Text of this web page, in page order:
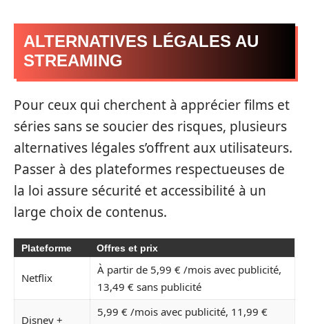
ALTERNATIVES LÉGALES AU
STREAMING
Pour ceux qui cherchent à apprécier films et
séries sans se soucier des risques, plusieurs
alternatives légales s’offrent aux utilisateurs.
Passer à des plateformes respectueuses de
la loi assure sécurité et accessibilité à un
large choix de contenus.
Plateforme Offres et prix
Netflix
À partir de 5,99 € /mois avec publicité,
13,49 € sans publicité
Disney +
5,99 € /mois avec publicité, 11,99 €